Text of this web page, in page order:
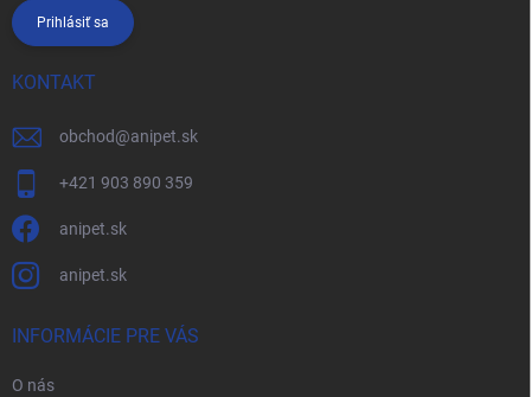
Prihlásiť sa
KONTAKT
obchod@anipet.sk
+421 903 890 359
anipet.sk
anipet.sk
INFORMÁCIE PRE VÁS
O nás